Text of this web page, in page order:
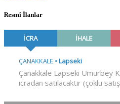
Resmî İlanlar